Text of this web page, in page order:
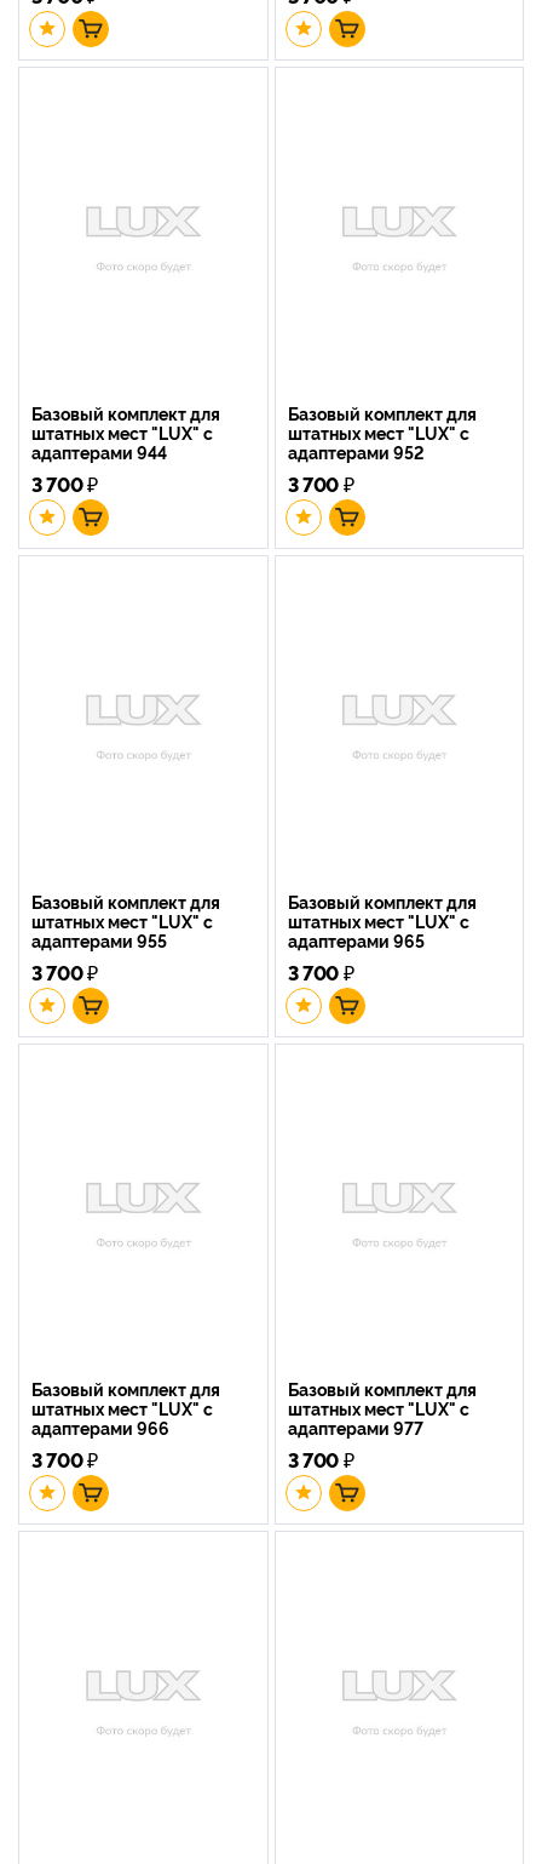
Базовый комплект для
штатных мест "LUX" с
адаптерами 944
3 700₽
Базовый комплект для
штатных мест "LUX" с
адаптерами 952
3 700₽
Базовый комплект для
штатных мест "LUX" с
адаптерами 955
3 700₽
Базовый комплект для
штатных мест "LUX" с
адаптерами 965
3 700₽
Базовый комплект для
штатных мест "LUX" с
адаптерами 966
3 700₽
Базовый комплект для
штатных мест "LUX" с
адаптерами 977
3 700₽